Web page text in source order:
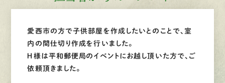
愛西市の方で子供部屋を作成したいとのことで、室
内の間仕切り作成を行いました。
Ｈ様は平和郵便局のイベントにお越し頂いた方で、ご
依頼頂きました。